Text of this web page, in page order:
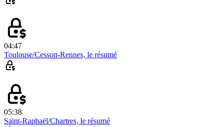
04:47
Toulouse/Cesson-Rennes, le résumé
05:38
Saint-Raphaël/Chartres, le résumé